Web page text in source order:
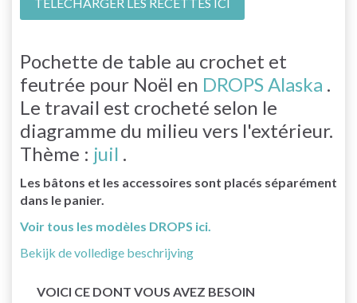
Pochette de table au crochet et
feutrée pour Noël en DROPS Alaska .
Le travail est crocheté selon le
diagramme du milieu vers l'extérieur.
Thème : juil .
Les bâtons et les accessoires sont placés séparément
dans le panier.
Voir tous les modèles DROPS ici.
Bekijk de volledige beschrijving
VOICI CE DONT VOUS AVEZ BESOIN